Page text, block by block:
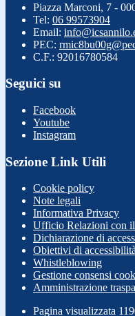
Piazza Marconi, 7 -
Tel: 06 99573904
Email:
PEC:
C.F.: 92016780584
Seguici su
Facebook
Youtube
Instagram
Sezione Link Utili
Cookie policy
Note legali
Informativa Privacy
Ufficio Relazioni con
Dichiarazione di
Obiettivi di
Whistleblowing
Gestione consensi
Amministrazione
Pagina visualizzata